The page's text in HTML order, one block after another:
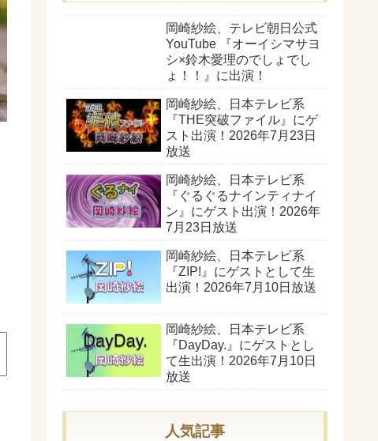
岡崎紗絵、テレビ朝日公式
YouTube 『オーイシマサヨ
シ×鈴木愛理のでしょでし
ょ！！』に出演！
岡崎紗絵、日本テレビ系
『THE突破ファイル』にゲ
スト出演！2026年7月23日
放送
岡崎紗絵、日本テレビ系
『ぐるぐるナインティナイ
ン』にゲスト出演！2026年
7月23日放送
岡崎紗絵、日本テレビ系
『ZIP!』にゲストとして生
出演！2026年7月10日放送
岡崎紗絵、日本テレビ系
『DayDay.』にゲストとし
て生出演！2026年7月10日
放送
人気記事